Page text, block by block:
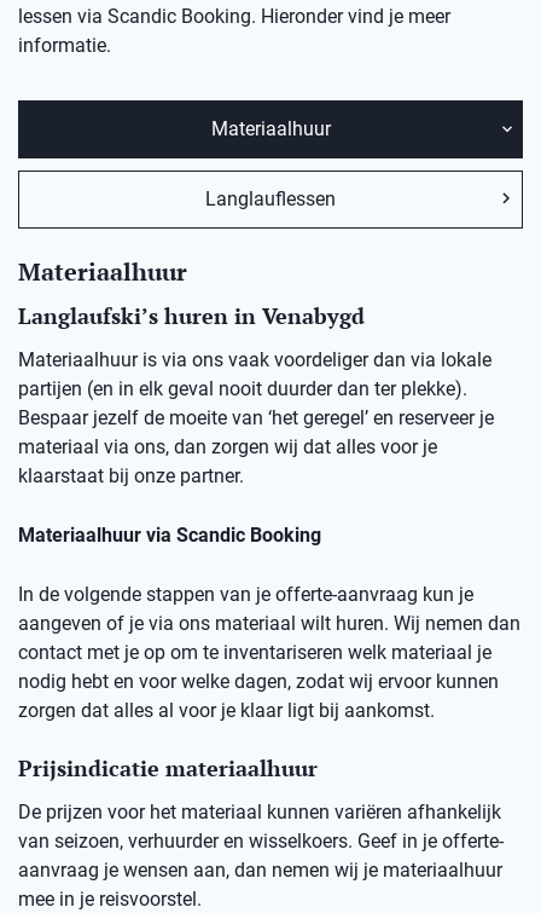
lessen via Scandic Booking. Hieronder vind je meer
informatie.
Materiaalhuur
Langlauflessen
Materiaalhuur
Langlaufski’s huren in Venabygd
Materiaalhuur is via ons vaak voordeliger dan via lokale
partijen (en in elk geval nooit duurder dan ter plekke).
Bespaar jezelf de moeite van ‘het geregel’ en reserveer je
materiaal via ons, dan zorgen wij dat alles voor je
klaarstaat bij onze partner.
Materiaalhuur via Scandic Booking
In de volgende stappen van je offerte-aanvraag kun je
aangeven of je via ons materiaal wilt huren. Wij nemen dan
contact met je op om te inventariseren welk materiaal je
nodig hebt en voor welke dagen, zodat wij ervoor kunnen
zorgen dat alles al voor je klaar ligt bij aankomst.
Prijsindicatie materiaalhuur
De prijzen voor het materiaal kunnen variëren afhankelijk
van seizoen, verhuurder en wisselkoers. Geef in je offerte-
aanvraag je wensen aan, dan nemen wij je materiaalhuur
mee in je reisvoorstel.